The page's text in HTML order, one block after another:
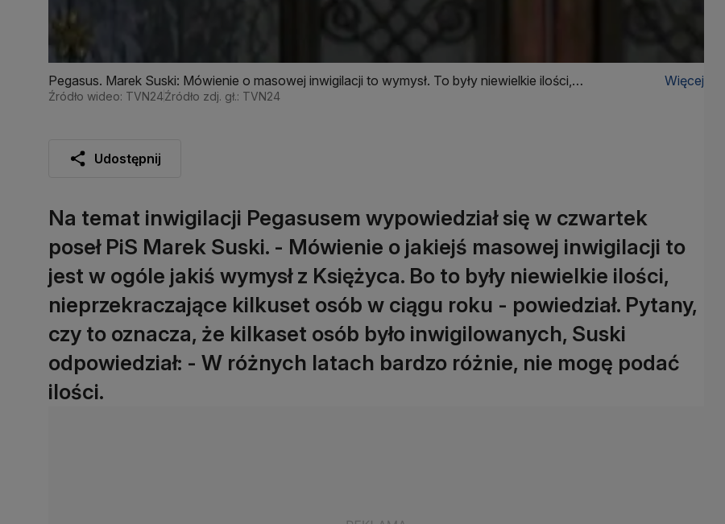
Pegasus. Marek Suski: Mówienie o masowej inwigilacji to wymysł. To były niewielkie ilości,
nieprzekraczające kilkuset osób w ciągu roku
Więcej
Źródło wideo: TVN24Źródło zdj. gł.: TVN24
Udostępnij
Na temat inwigilacji Pegasusem wypowiedział się w czwartek
poseł PiS Marek Suski. - Mówienie o jakiejś masowej inwigilacji to
jest w ogóle jakiś wymysł z Księżyca. Bo to były niewielkie ilości,
nieprzekraczające kilkuset osób w ciągu roku - powiedział. Pytany,
czy to oznacza, że kilkaset osób było inwigilowanych, Suski
odpowiedział: - W różnych latach bardzo różnie, nie mogę podać
ilości.